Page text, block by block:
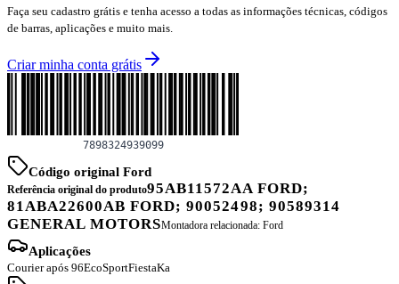
Faça seu cadastro grátis e tenha acesso a todas as informações técnicas, códigos
de barras, aplicações e muito mais.
Criar minha conta grátis
Código original Ford
Referência original do produto95AB11572AA FORD;
81ABA22600AB FORD; 90052498; 90589314
GENERAL MOTORSMontadora relacionada: Ford
Aplicações
Courier após 96EcoSportFiestaKa